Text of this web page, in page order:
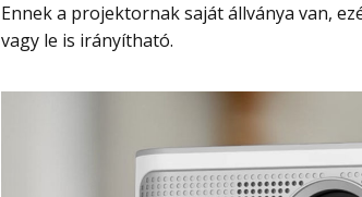
Ennek a projektornak saját állványa van, ezért szinte bárhol elhelyezhető, mert fel
vagy le is irányítható.